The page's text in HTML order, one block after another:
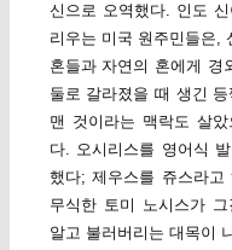
신으로 오역했다. 인도
리우는 미국 원주민들은,
혼들과 자연의 혼에게 경
둘로 갈라졌을 때 생긴
맨 것이라는 맥락도 살
다. 오시리스를 영어식
했다; 제우스를 쥬스라고
무식한 토미 노시스가 그
알고 불러버리는 대목이